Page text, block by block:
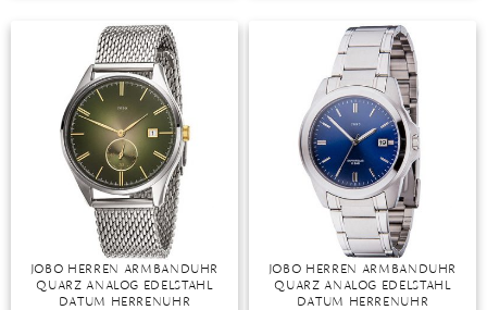
PYRIT
QUARZ
ROSENQUARZ
SAPHIR
JOBO HERREN ARMBANDUHR
QUARZ ANALOG EDELSTAHL
DATUM HERRENUHR
JOBO HERREN ARMBANDUHR
QUARZ ANALOG EDELSTAHL
DATUM HERRENUHR